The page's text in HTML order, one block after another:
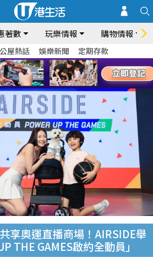
著數 玩樂情報 購物情報
公屋熱話 娛樂新聞 定期存款
享奧運直播商場！AIRSIDE舉
THE GAMES啟約全動員」